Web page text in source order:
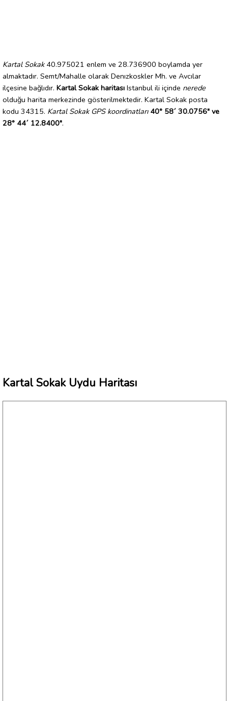
Kartal Sokak40.975021 enlem ve 28.736900 boylamda yer
almaktadır. Semt/Mahalle olarak Denızkoskler Mh. ve Avcılar
ilçesine bağlıdır. Kartal Sokak haritası Istanbul ili içinde nerede
olduğu harita merkezinde gösterilmektedir. Kartal Sokak posta
kodu 34315. Kartal Sokak GPS koordinatları 40° 58´ 30.0756" ve
28° 44´ 12.8400".
Kartal Sokak Uydu Haritası